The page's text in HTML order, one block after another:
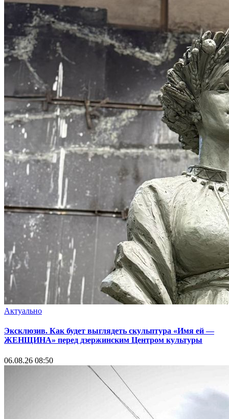
Актуально
Эксклюзив. Как будет выглядеть скульптура «Имя ей —
ЖЕНЩИНА» перед дзержинским Центром культуры
06.08.26 08:50